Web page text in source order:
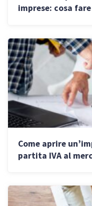
imprese: cosa
Come aprire
partita IVA al